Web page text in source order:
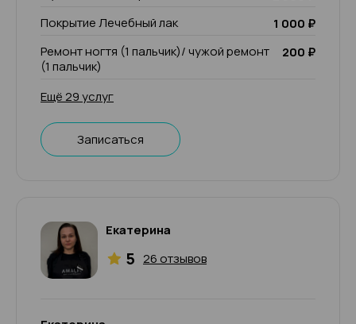
Покрытие Лечебный лак
1 000 ₽
Ремонт ногтя (1 пальчик)/ чужой ремонт
(1 пальчик)
200 ₽
Ещё 29 услуг
Записаться
Екатерина
5 26 отзывов